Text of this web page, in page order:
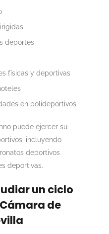
deportes
físicas y deportivas
en polideportivos
puede ejercer su
incluyendo
deportivos
deportivas.
un ciclo
de